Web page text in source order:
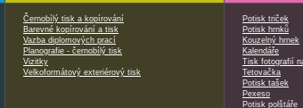
Černobílý tisk a kopírování
Barevné kopírování a tisk
Vazba diplomových prací
Planografie - černobílý tisk
Vizitky
Velkoformátový exteriérový tisk
Potisk triček
Potisk hrnků
Kouzelný hrnek
Kalendáře
Tisk fotografií
Tetovačka
Potisk tašek
Pexeso
Potisk polštáře